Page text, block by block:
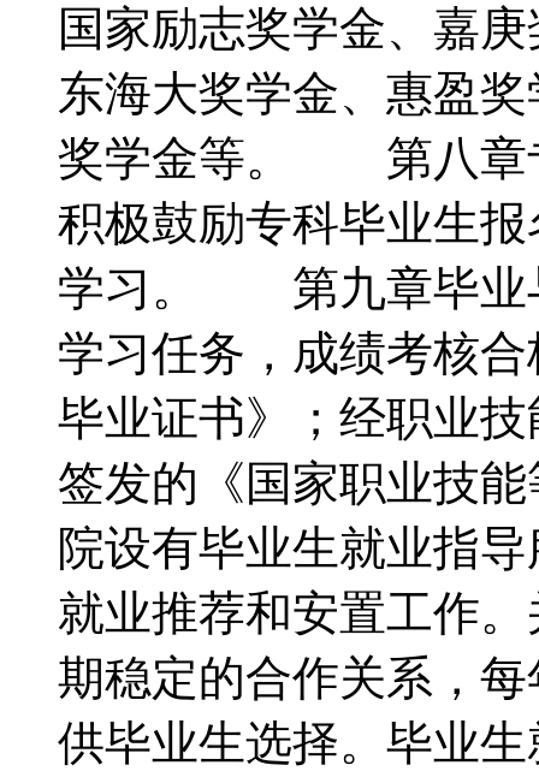
国家励志奖学金、嘉
东海大奖学金、惠盈
奖学金等。 第八章
积极鼓励专科毕业生
学习。 第九章毕业
学习任务，成绩考核
毕业证书》；经职业
签发的《国家职业技
院设有毕业生就业指
就业推荐和安置工作
期稳定的合作关系，
供毕业生选择。毕业